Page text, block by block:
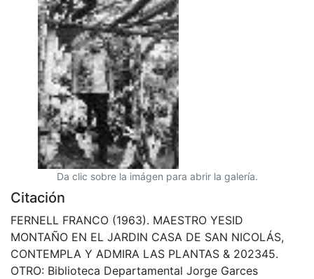
Da clic sobre la imágen para abrir la galería.
Citación
FERNELL FRANCO (1963). MAESTRO YESID
MONTAÑO EN EL JARDIN CASA DE SAN NICOLÁS,
CONTEMPLA Y ADMIRA LAS PLANTAS & 202345.
OTRO: Biblioteca Departamental Jorge Garces